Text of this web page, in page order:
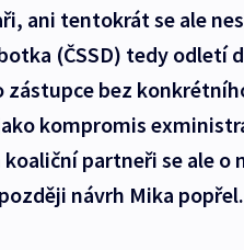
ani tentokrát se ale
(ČSSD) tedy odletí
bez
kompromis
partneři se ale
návrh Mika popřel.